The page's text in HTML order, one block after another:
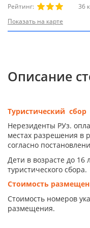
Рейтинг: 36
Показать на карте
Описание
Туристический сбор
Нерезиденты РУз.
местах разрешения в
согласно
Дети в возрасте до 16
туристического сбора.
Стоимость
Стоимость номеров
размещения.